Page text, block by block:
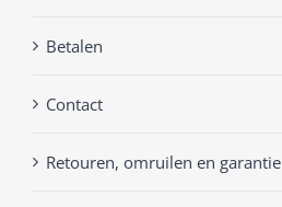
Betalen
Contact
Retouren, omruilen en garantie